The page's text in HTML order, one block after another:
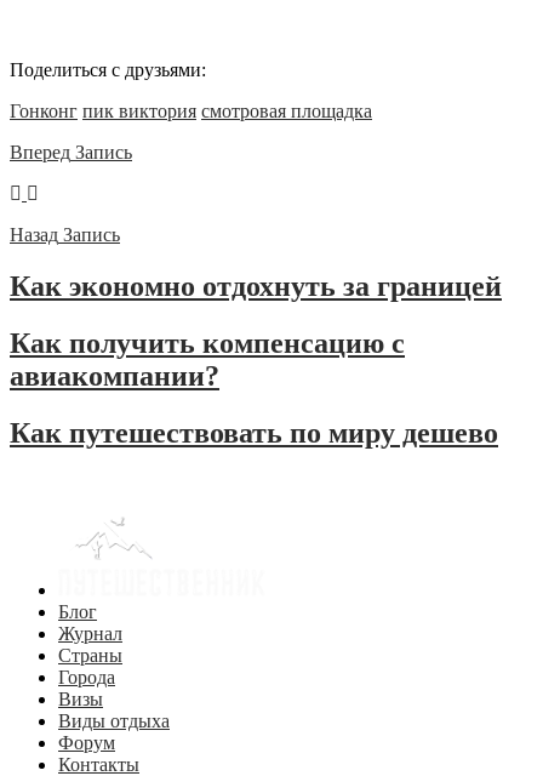
Поделиться с друзьями:
Гонконг пик виктория смотровая площадка
Вперед Запись
Назад Запись
Как экономно отдохнуть за границей
Как получить компенсацию с
авиакомпании?
Как путешествовать по миру дешево
Блог
Журнал
Страны
Города
Визы
Виды отдыха
Форум
Контакты